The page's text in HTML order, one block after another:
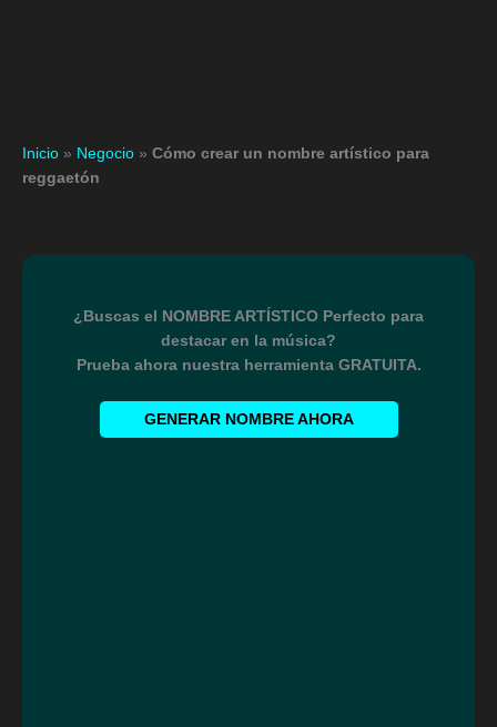
Inicio » Negocio » Cómo crear un nombre artístico para
reggaetón
¿Buscas el NOMBRE ARTÍSTICO Perfecto para
destacar en la música?
Prueba ahora nuestra herramienta GRATUITA.
GENERAR NOMBRE AHORA